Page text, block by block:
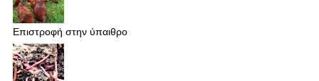
Επιστροφή στην ύπαιθρο